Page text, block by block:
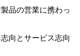
品の営業に携わっ
向とサービス志向